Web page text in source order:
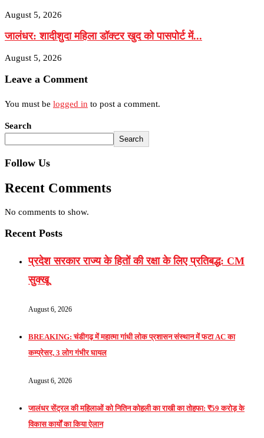
August 5, 2026
जालंधर: शादीशुदा महिला डॉक्टर खुद को पासपोर्ट में...
August 5, 2026
Leave a Comment
You must be logged in to post a comment.
Search
Search
Follow Us
Recent Comments
No comments to show.
Recent Posts
प्रदेश सरकार राज्य के हितों की रक्षा के लिए प्रतिबद्ध: CM
सुक्खू
August 6, 2026
BREAKING: चंडीगढ़ में महात्मा गांधी लोक प्रशासन संस्थान में फटा AC का
कम्प्रेसर, 3 लोग गंभीर घायल
August 6, 2026
जालंधर सेंट्रल की महिलाओं को नितिन कोहली का राखी का तोहफा: ₹59 करोड़ के
विकास कार्यों का किया ऐलान